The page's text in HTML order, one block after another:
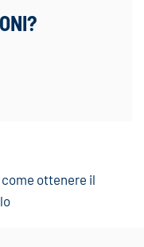
ottenere il